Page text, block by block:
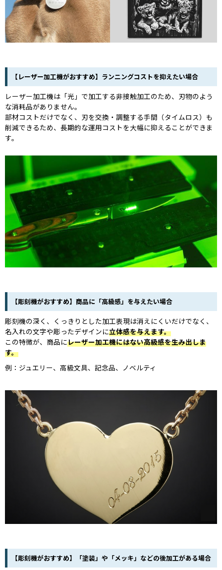
【レーザー加工機がおすすめ】ランニングコストを抑えたい場合
レーザー加工機は「光」で加工する非接触加工のため、刃物のよう
な消耗品がありません。
部材コストだけでなく、刃を交換・調整する手間（タイムロス）も
削減できるため、長期的な運用コストを大幅に抑えることができま
す。
【彫刻機がおすすめ】商品に「高級感」を与えたい場合
彫刻機の深く、くっきりとした加工表現は消えにくいだけでなく、
名入れの文字や彫ったデザインに立体感を与えます。
この特徴が、商品にレーザー加工機にはない高級感を生み出しま
す。
例：ジュエリー、高級文具、記念品、ノベルティ
【彫刻機がおすすめ】「塗装」や「メッキ」などの後加工がある場合